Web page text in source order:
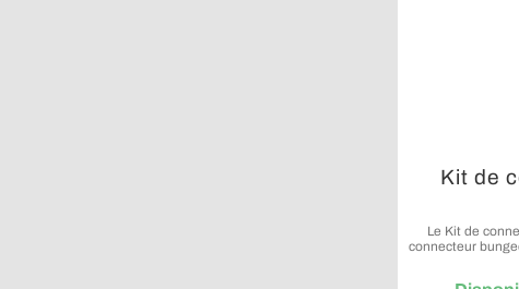
Kit de
Le Kit de
connecteur